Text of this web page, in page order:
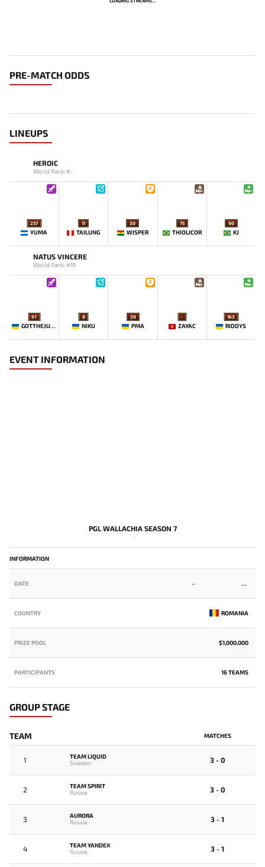
PRE-MATCH ODDS
LINEUPS
HEROIC
World Rank: #-
257
YUMA
11
TAILUNG
30
WISPER
75
THIOLICOR
90
KJ
NATUS VINCERE
World Rank: #16
97
GOTTHEJUICE
8
NIKU
39
PMA
-
ZAYAC
163
RIDDYS
EVENT INFORMATION
PGL WALLACHIA SEASON 7
-
INFORMATION
DATE -
COUNTRY ROMANIA
PRIZE POOL $1,000,000
PARTICIPANTS 16 TEAMS
GROUP STAGE
TEAM MATCHES
1
TEAM LIQUID
Sweden
3 - 0
2
TEAM SPIRIT
Russia
3 - 0
3
AURORA
Russia
3 - 1
4
TEAM YANDEX
Russia
3 - 1